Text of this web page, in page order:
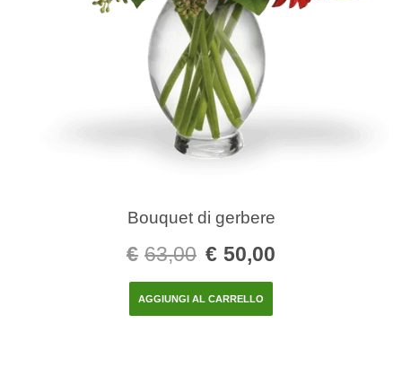
Bouquet di gerbere
€ 63,00 € 50,00
AGGIUNGI AL CARRELLO